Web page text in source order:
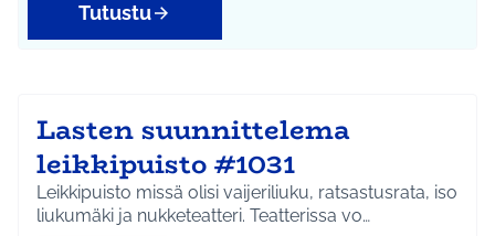
Tutustu
Lasten suunnittelema
leikkipuisto #1031
Leikkipuisto missä olisi vaijeriliuku, ratsastusrata, iso
liukumäki ja nukketeatteri. Teatterissa vo…